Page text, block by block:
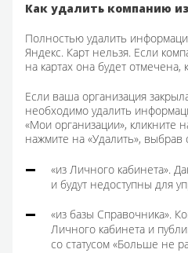
Как удалить компанию
Полностью удалить
Яндекс. Карт нельзя. Если
на картах она будет отмечена,
Если ваша организация
необходимо удалить
«Мои организации», кликните
нажмите на «Удалить», выбрав
«из Личного кабинета».
и будут недоступны для
«из базы Справочника».
Личного кабинета и
со статусом «Больше не